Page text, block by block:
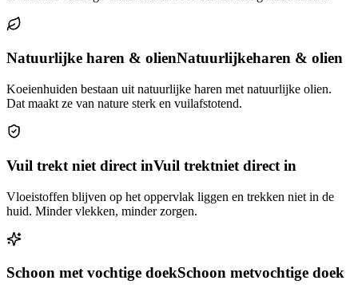
Natuurlijke haren & olienNatuurlijkeharen & olien
Koeienhuiden bestaan uit natuurlijke haren met natuurlijke olien.
Dat maakt ze van nature sterk en vuilafstotend.
Vuil trekt niet direct inVuil trektniet direct in
Vloeistoffen blijven op het oppervlak liggen en trekken niet in de
huid. Minder vlekken, minder zorgen.
Schoon met vochtige doekSchoon metvochtige doek